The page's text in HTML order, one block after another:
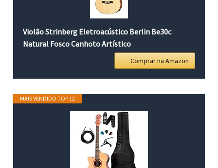
Violão Strinberg Eletroacústico Berlin Be30c
Natural Fosco Canhoto Artístico
Comprar na Amazon
MAIS VENDIDO TOP 12